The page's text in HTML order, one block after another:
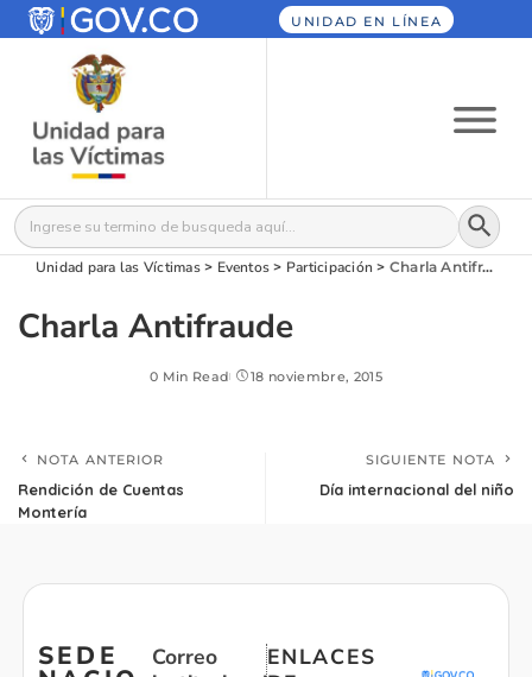
UNIDAD EN LÍNEA
Buscar: Botón
Unidad para las Víctimas> Eventos > Participación > Charla Antifraude
Charla Antifraude
0 Min Read 18 noviembre, 2015
NOTA ANTERIOR
Rendición de Cuentas
Montería
SIGUIENTE NOTA
Día internacional del niño
SEDE
Correo
ENLACES